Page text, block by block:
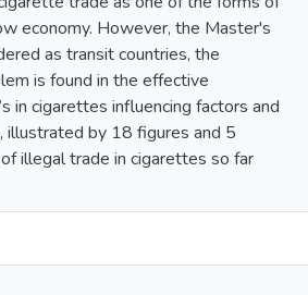
economy. However, the Master's
as transit countries, the
is found in the effective
in cigarettes influencing factors and
by 18 figures and 5
illegal trade in cigarettes so far